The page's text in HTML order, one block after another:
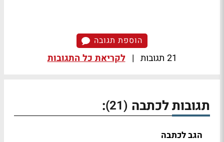
הוספת תגובה
21 תגובות | לקריאת כל התגובות
תגובות לכתבה (21)
:
הגב לכתבה